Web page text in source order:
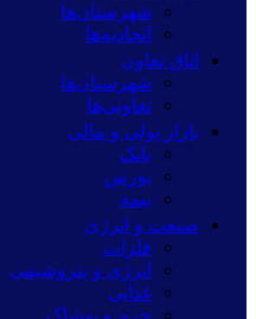
شهرستان‌ها
اتحادیه‌ها
اتاق تعاون
شهرستان‌ها
تعاونی‌ها
بازار پولی و مالی
بانک
بورس
بیمه
صنعت و انرژی
فلزات
انرژی و پتروشیمی
غذایی
چرم و پوشاک